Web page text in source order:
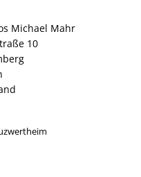
Michael Mahr
10